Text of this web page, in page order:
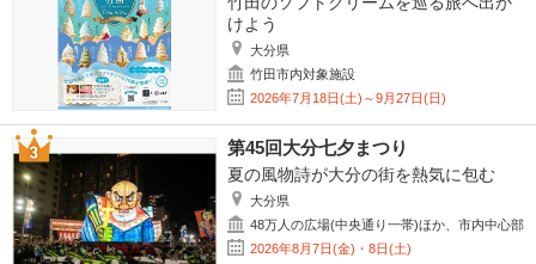
けよう
大分県
竹田市内対象施設
2026年7月18日(土)～9月27日(日)
第45回大分七夕まつり
夏の風物詩が大分の街を熱気に包む
大分県
48万人の広場(中央通り一帯)ほか、市内中心部
2026年8月7日(金)・8日(土)